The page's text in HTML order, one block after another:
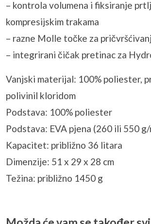
– kontrola volumena i fiksiranje
kompresijskim trakama
– razne Molle točke za
– integrirani čičak pretinac za
Vanjski materijal: 100% poliester,
polivinil kloridom
Podstava: 100% poliester
Podstava: EVA pjena (260 ili 550 g/
Kapacitet: približno 36 litara
Dimenzije: 51 x 29 x 28 cm
Težina: približno 1450 g